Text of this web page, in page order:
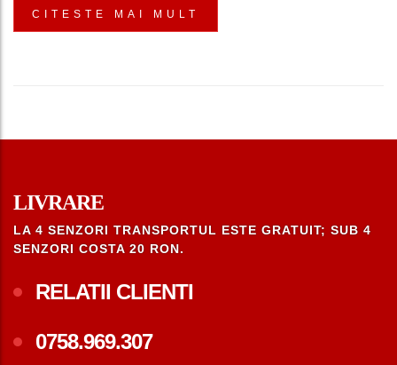
CITESTE MAI MULT
LIVRARE
LA 4 SENZORI TRANSPORTUL ESTE GRATUIT; SUB 4
SENZORI COSTA 20 RON.
RELATII CLIENTI
0758.969.307